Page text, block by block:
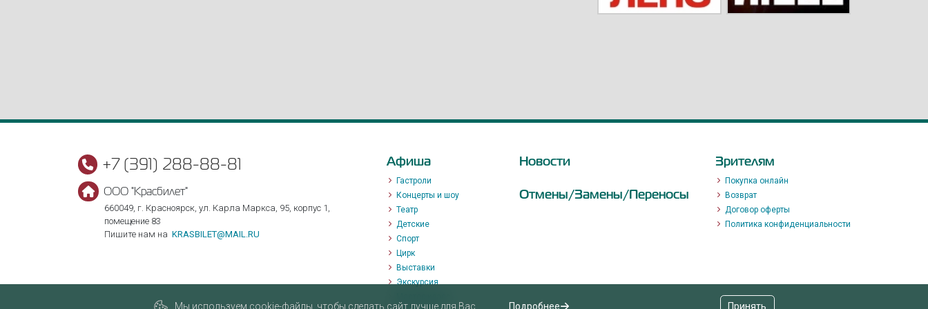
+7 (391) 288-88-81
ООО "Красбилет"
660049, г. Красноярск, ул. Карла Маркса, 95, корпус 1,
помещение 83
Пишите нам на KRASBILET@MAIL.RU
Афиша
Гастроли
Концерты и шоу
Театр
Детские
Спорт
Цирк
Выставки
Экскурсия
Новости
Отмены/Замены/Переносы
Зрителям
Покупка онлайн
Возврат
Договор оферты
Политика конфиденциальности
Мы используем cookie-файлы, чтобы сделать сайт лучше для Вас. Подробнее Принять